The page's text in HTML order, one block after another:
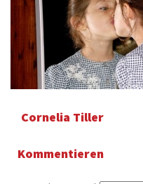
Cornelia Tiller
Kommentieren